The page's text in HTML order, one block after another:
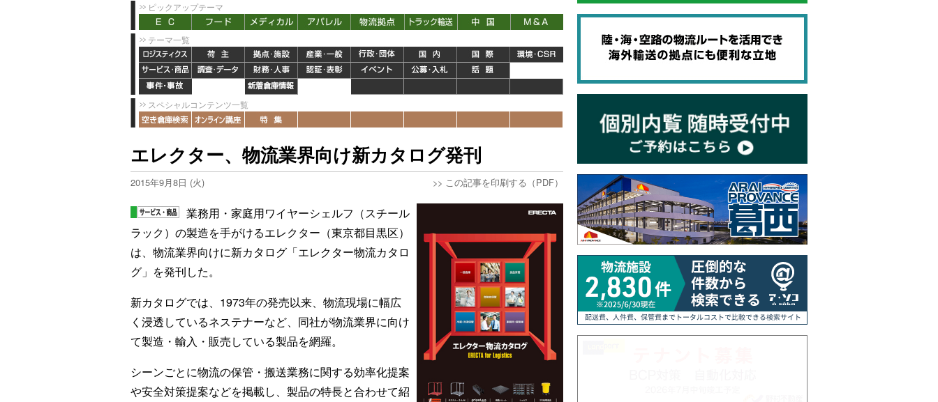
ピックアップテーマ
テーマ一覧
スペシャルコンテンツ一覧
エレクター、物流業界向け新カタログ発刊
2015年9月8日 (火) >> この記事を印刷する（PDF）
業務用・家庭用ワイヤーシェルフ（スチール
ラック）の製造を手がけるエレクター（東京都目黒区）
は、物流業界向けに新カタログ「エレクター物流カタロ
グ」を発刊した。
新カタログでは、1973年の発売以来、物流現場に幅広
く浸透しているネステナーなど、同社が物流業界に向け
て製造・輸入・販売している製品を網羅。
シーンごとに物流の保管・搬送業務に関する効率化提案
や安全対策提案などを掲載し、製品の特長と合わせて紹